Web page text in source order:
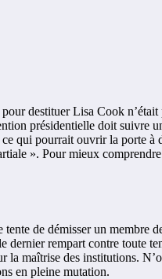
destituer Lisa Cook
présidentielle doit suivre
qui pourrait ouvrir la porte
». Pour mieux
de démisser un membre
dernier rempart contre toute
maîtrise des institutions.
en pleine mutation.